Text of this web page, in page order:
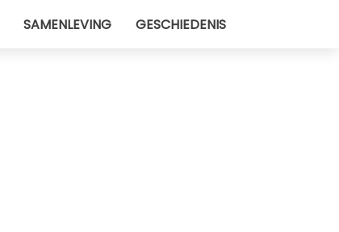
SAMENLEVING GESCHIEDENIS